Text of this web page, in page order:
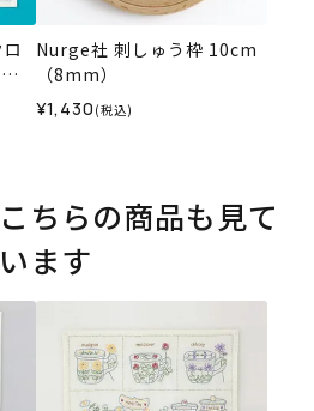
Nurge社 刺しゅう枠 10cm
（8mm）
¥1,430 (税込)
ちらの商品も見て
います